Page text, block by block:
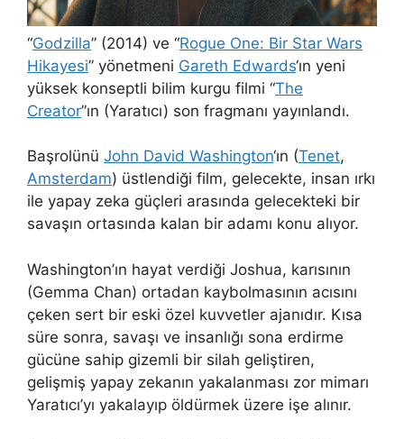
“Godzilla” (2014) ve “Rogue One: Bir Star Wars
Hikayesi” yönetmeni Gareth Edwards‘ın yeni
yüksek konseptli bilim kurgu filmi “The
Creator”ın (Yaratıcı) son fragmanı yayınlandı.
Başrolünü John David Washington‘ın (Tenet,
Amsterdam) üstlendiği film, gelecekte, insan ırkı
ile yapay zeka güçleri arasında gelecekteki bir
savaşın ortasında kalan bir adamı konu alıyor.
Washington’ın hayat verdiği Joshua, karısının
(Gemma Chan) ortadan kaybolmasının acısını
çeken sert bir eski özel kuvvetler ajanıdır. Kısa
süre sonra, savaşı ve insanlığı sona erdirme
gücüne sahip gizemli bir silah geliştiren,
gelişmiş yapay zekanın yakalanması zor mimarı
Yaratıcı’yı yakalayıp öldürmek üzere işe alınır.